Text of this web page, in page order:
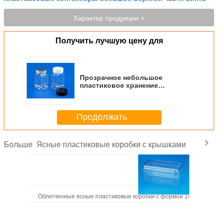
Характер продукции >
Получить лучшую цену для
Прозрачное небольшое
пластиковое хранение
крышки
Продолжать
Больше Ясные пластиковые коробки с крышками
Облегченные ясные пластиковые коробки с формой 146 * 75